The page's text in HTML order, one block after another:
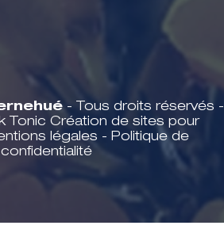
- Tous droits réservés -
Tonic Création de sites pour
légales - Politique de
confidentialité